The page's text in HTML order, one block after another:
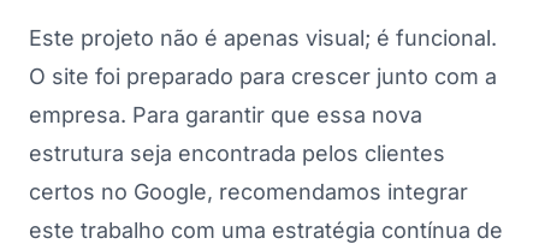
Este projeto não é apenas visual; é funcional.
O site foi preparado para crescer junto com a
empresa. Para garantir que essa nova
estrutura seja encontrada pelos clientes
certos no Google, recomendamos integrar
este trabalho com uma estratégia contínua de